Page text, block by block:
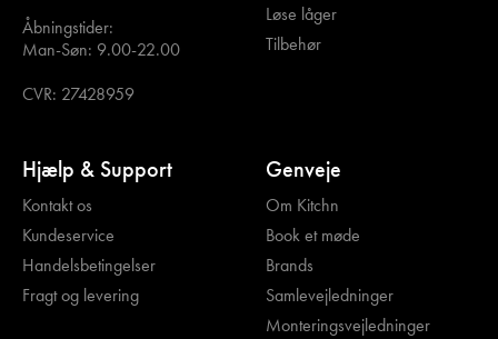
Åbningstider:
Man-Søn: 9.00-22.00
CVR: 27428959
Løse låger
Tilbehør
Hjælp & Support
Kontakt os
Kundeservice
Handelsbetingelser
Fragt og levering
Genveje
Om Kitchn
Book et møde
Brands
Samlevejledninger
Monteringsvejledninger